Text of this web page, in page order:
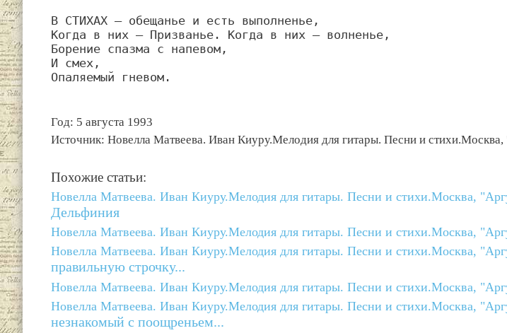
В СТИХАХ — обещанье и есть выполненье,
Когда в них — Призванье. Когда в них — волненье,
Борение спазма с напевом,
И смех,
Опаляемый гневом.
Год: 5 августа 1993
Источник: Новелла Матвеева. Иван Киуру.Мелодия для гитары. Песни и
Похожие статьи:
Новелла Матвеева. Иван Киуру.Мелодия для гитары. Песни и стихи.Москва,
Дельфиния
Новелла Матвеева. Иван Киуру.Мелодия для гитары. Песни и стихи.Москва,
Новелла Матвеева. Иван Киуру.Мелодия для гитары. Песни и стихи.Москва,
правильную строчку...
Новелла Матвеева. Иван Киуру.Мелодия для гитары. Песни и стихи.Москва,
Новелла Матвеева. Иван Киуру.Мелодия для гитары. Песни и стихи.Москва,
незнакомый с поощреньем...